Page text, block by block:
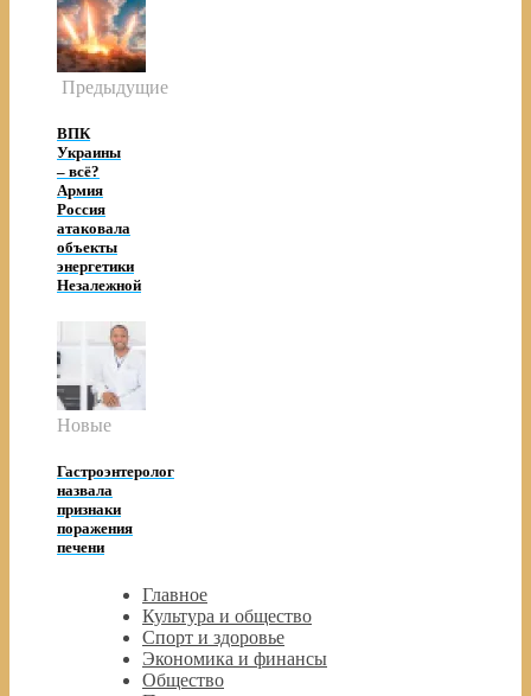
Предыдущие
ВПК
Украины
– всё?
Армия
Россия
атаковала
объекты
энергетики
Незалежной
Новые
Гастроэнтеролог
назвала
признаки
поражения
печени
Главное
Культура и общество
Спорт и здоровье
Экономика и финансы
Общество